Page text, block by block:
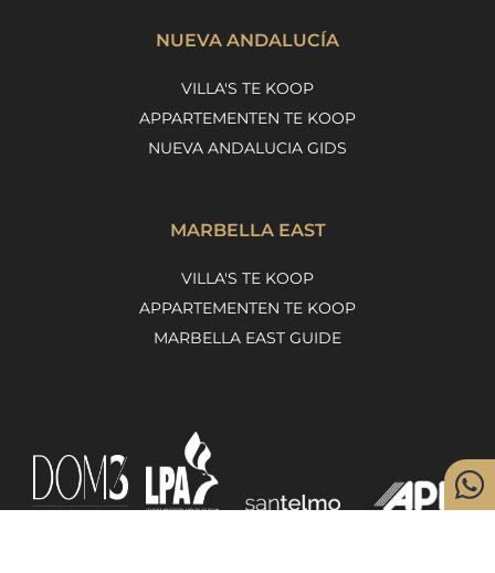
NUEVA ANDALUCÍA
VILLA'S TE KOOP
APPARTEMENTEN TE KOOP
NUEVA ANDALUCIA GIDS
MARBELLA EAST
VILLA'S TE KOOP
APPARTEMENTEN TE KOOP
MARBELLA EAST GUIDE